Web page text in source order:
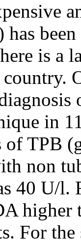
is a
in
of TPB
non
40 U/l.
higher
For